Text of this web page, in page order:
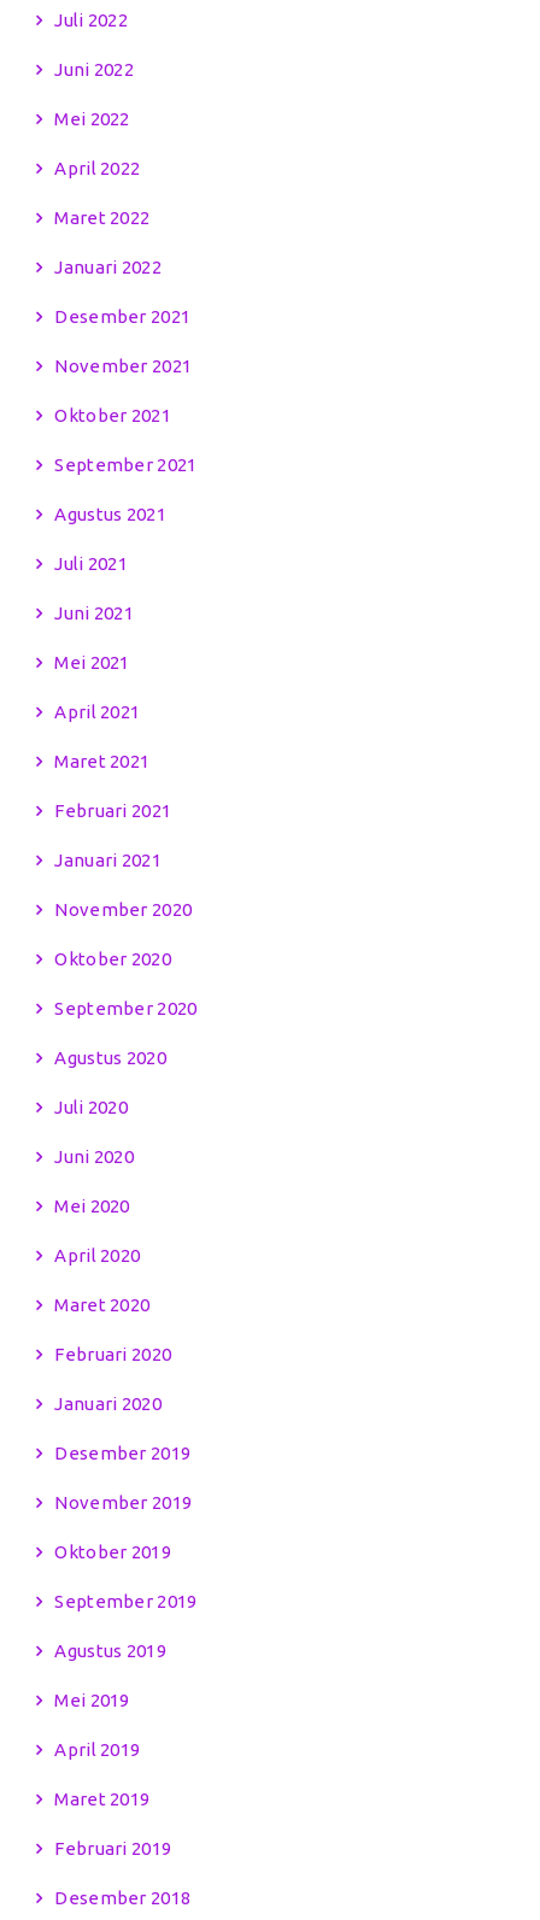
Juli 2022
Juni 2022
Mei 2022
April 2022
Maret 2022
Januari 2022
Desember 2021
November 2021
Oktober 2021
September 2021
Agustus 2021
Juli 2021
Juni 2021
Mei 2021
April 2021
Maret 2021
Februari 2021
Januari 2021
November 2020
Oktober 2020
September 2020
Agustus 2020
Juli 2020
Juni 2020
Mei 2020
April 2020
Maret 2020
Februari 2020
Januari 2020
Desember 2019
November 2019
Oktober 2019
September 2019
Agustus 2019
Mei 2019
April 2019
Maret 2019
Februari 2019
Desember 2018